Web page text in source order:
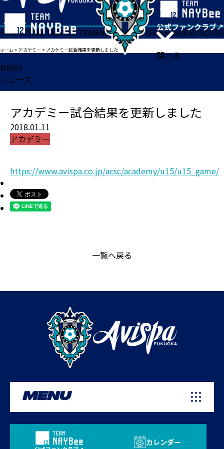
閉じる
HOMETICKETMATCHTEAMNEWSGOODSFANACADEMY
ホーム > アカデミー > アカデミー試合結果を更新しました
NEWS
ニュース
アカデミー試合結果を更新しました
2018.01.11
アカデミー
https://www.avispa.co.jp/acsc/academy/u15/u15_game/
一覧へ戻る
MENU
カレンダー